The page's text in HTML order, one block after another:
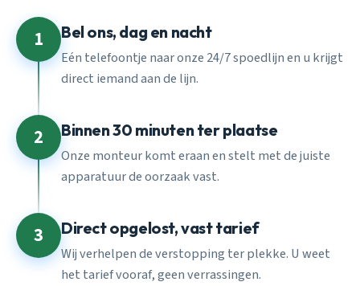
1 Bel ons, dag en nacht
Eén telefoontje naar onze 24/7 spoedlijn en u krijgt
direct iemand aan de lijn.
2 Binnen 30 minuten ter plaatse
Onze monteur komt eraan en stelt met de juiste
apparatuur de oorzaak vast.
3 Direct opgelost, vast tarief
Wij verhelpen de verstopping ter plekke. U weet
het tarief vooraf, geen verrassingen.